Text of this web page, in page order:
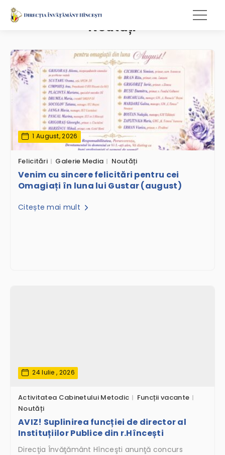
Noutăți
1 August, 2026
Felicitări Galerie Media Noutăți
Venim cu sincere felicitări pentru cei
Omagiați în luna lui Gustar (august)
Citește mai mult
24 Iulie , 2026
Activitatea Cabinetului Metodic
Funcții vacante
Noutăți
AVIZ! Suplinirea funcției de director al
Instituțiilor Publice din r.Hîncești
Direcţia Învăţământ Hînceşti anunţă concurs